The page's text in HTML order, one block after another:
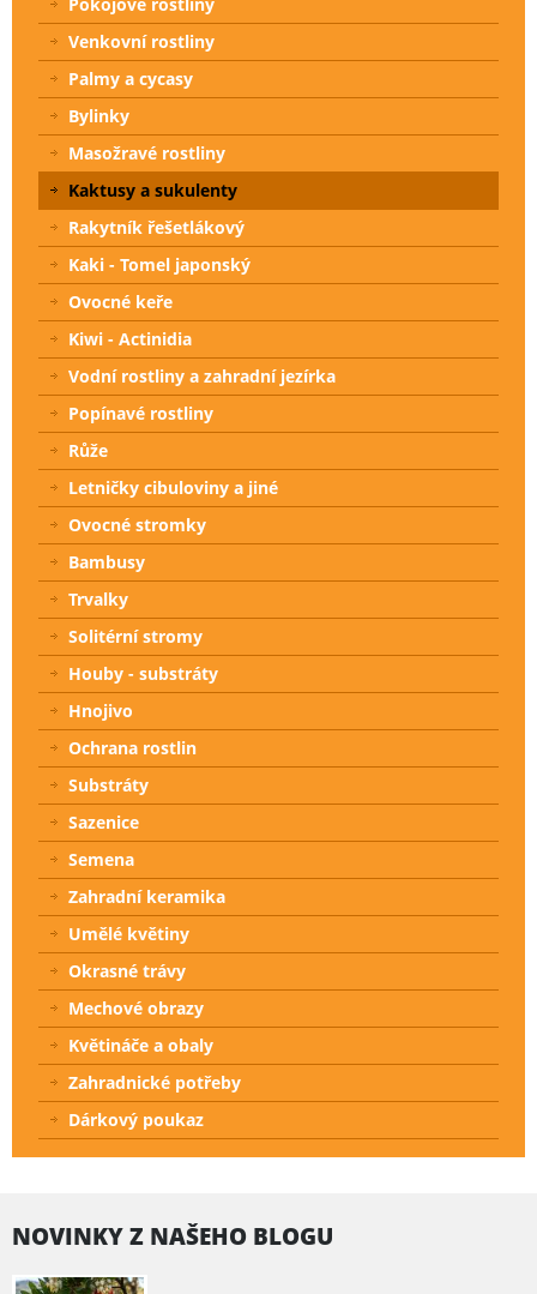
Venkovní rostliny
Palmy a cycasy
Bylinky
Masožravé rostliny
Kaktusy a sukulenty
Rakytník řešetlákový
Kaki - Tomel japonský
Ovocné keře
Kiwi - Actinidia
Vodní rostliny a zahradní jezírka
Popínavé rostliny
Růže
Letničky cibuloviny a jiné
Ovocné stromky
Bambusy
Trvalky
Solitérní stromy
Houby - substráty
Hnojivo
Ochrana rostlin
Substráty
Sazenice
Semena
Zahradní keramika
Umělé květiny
Okrasné trávy
Mechové obrazy
Květináče a obaly
Zahradnické potřeby
Dárkový poukaz
NOVINKY Z NAŠEHO BLOGU